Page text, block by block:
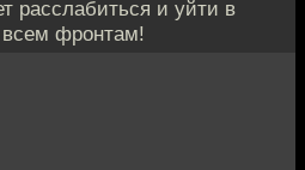
расслабиться и уйти в
всем фронтам!